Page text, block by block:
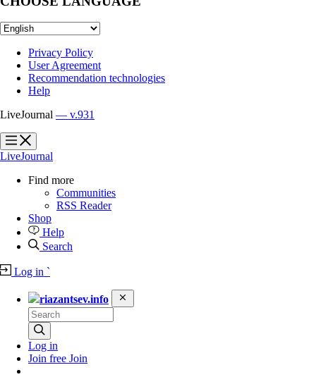
Privacy Policy
User Agreement
Recommendation technologies
Help
LiveJournal — v.931
?
?
LiveJournal
Find more
Communities
RSS Reader
Shop
Help
Search
Log in `
riazantsev.info
Log in
Join free Join